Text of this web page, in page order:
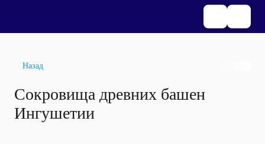
Назад
Сокровища древних башен
Ингушетии